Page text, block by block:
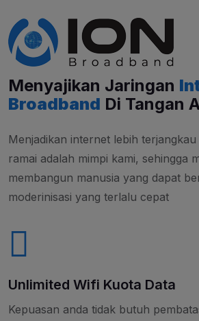
Menyajikan Jaringan
Broadband Di Tangan
Menjadikan internet lebih
ramai adalah mimpi kami, sehingga
membangun manusia yang dapat
moderinisasi yang terlalu cepat
Unlimited Wifi Kuota Data
Kepuasan anda tidak butuh